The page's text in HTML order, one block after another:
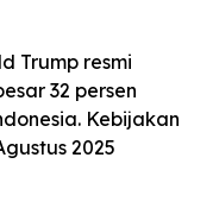
Trump resmi
32 persen
Kebijakan
2025